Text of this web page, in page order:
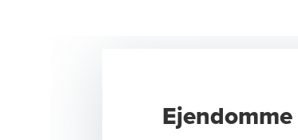
Ejendomme